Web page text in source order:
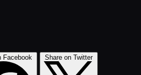
Facebook Share on Twitter